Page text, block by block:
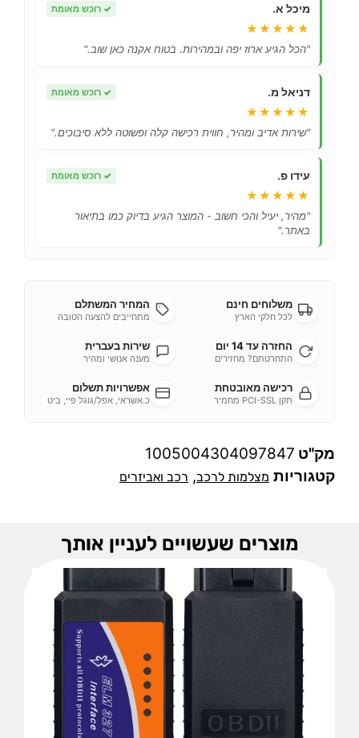
מיכל א. ✓ רוכש מאומת
★★★★★
"הכל הגיע ארוז יפה ובמהירות. בטוח אקנה כאן שוב."
דניאל מ. ✓ רוכש מאומת
★★★★★
"שירות אדיב ומהיר, חווית רכישה קלה ופשוטה ללא סיבוכים."
עידו פ. ✓ רוכש מאומת
★★★★★
"מהיר, יעיל והכי חשוב - המוצר הגיע בדיוק כמו בתיאור
באתר."
משלוחים חינם
לכל חלקי הארץ
המחיר המשתלם
מתחייבים להצעה הטובה
החזרה עד 14 יום
התחרטתם? מחזירים
שירות בעברית
מענה אנושי ומהיר
רכישה מאובטחת
תקן PCI-SSL מחמיר
אפשרויות תשלום
כ.אשראי, אפל/גוגל פיי, ביט
מק"ט 1005004304097847
קטגוריות מצלמות לרכב, רכב ואביזרים
מוצרים שעשויים לעניין אותך